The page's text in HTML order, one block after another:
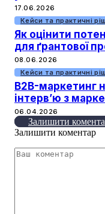
17.06.2026
Кейси та практичні
Як оцінити
для ґрантової
08.06.2026
Кейси та практичні
B2B-маркетинг
інтервʼю з
06.04.2026
Залишити
Залишити коментар